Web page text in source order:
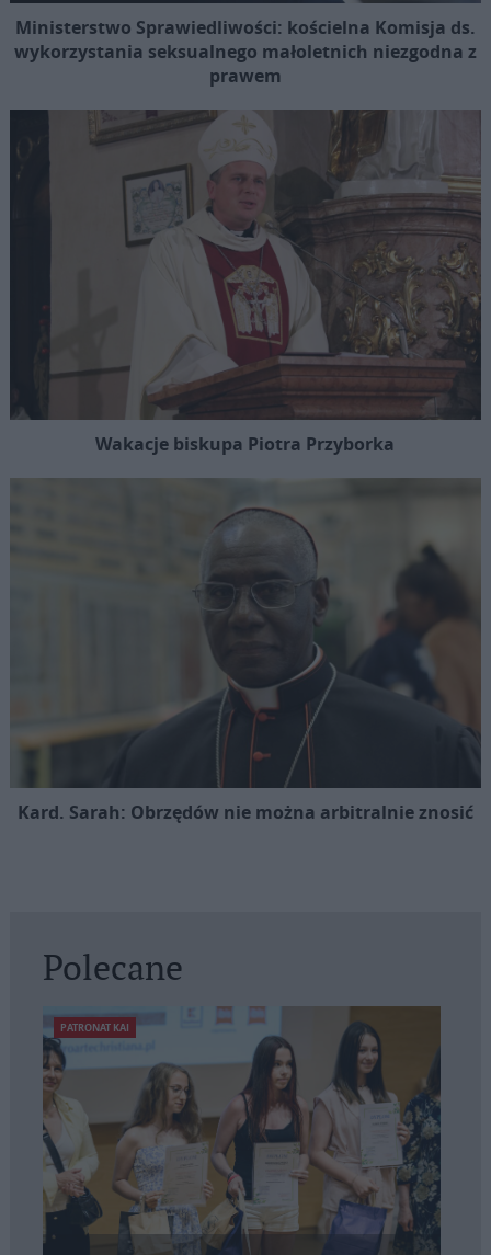
Ministerstwo Sprawiedliwości: kościelna Komisja ds.
wykorzystania seksualnego małoletnich niezgodna z
prawem
Wakacje biskupa Piotra Przyborka
Kard. Sarah: Obrzędów nie można arbitralnie znosić
Polecane
PATRONAT KAI